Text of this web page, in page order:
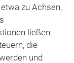
zu Achsen,
ließen
die
und